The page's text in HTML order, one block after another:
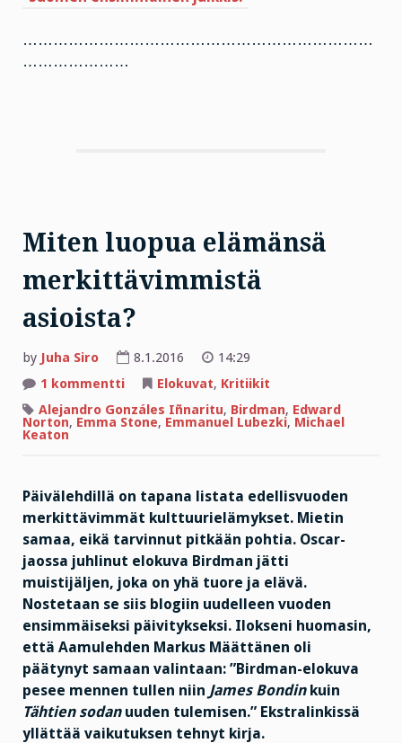
……………………………………………………………
…………………
Miten luopua elämänsä
merkittävimmistä
asioista?
by Juha Siro 8.1.2016
14:29
1 kommenttiartikkeliin
luopua
elämänsä
merkittävimmistä
Elokuvat, Kritiikit
Alejandro Gonzáles Iñnaritu, Birdman, Edward
Norton, Emma Stone, Emmanuel Lubezki, Michael
Keaton
Päivälehdillä on tapana listata edellisvuoden
merkittävimmät kulttuurielämykset. Mietin
samaa, eikä tarvinnut pitkään pohtia. Oscar-
jaossa juhlinut elokuva Birdman jätti
muistijäljen, joka on yhä tuore ja elävä.
Nostetaan se siis blogiin uudelleen vuoden
ensimmäiseksi päivitykseksi. Ilokseni huomasin,
että Aamulehden Markus Määttänen oli
päätynyt samaan valintaan: ”Birdman-elokuva
pesee mennen tullen niin James Bondinkuin
Tähtien sodanuuden tulemisen.” Ekstralinkissä
yllättää vaikutuksen tehnyt kirja.